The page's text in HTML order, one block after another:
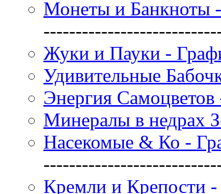
Монеты и Банкноты
Жуки и Пауки -
Удивительные
Энергия
Минералы в недрах
Насекомые & Ко -
Кремли и Крепости